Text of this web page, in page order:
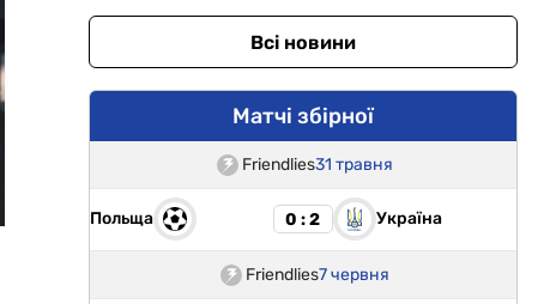
Всі новини
Матчі збірної
Friendlies31 травня
Польща 0 : 2 Україна
Friendlies7 червня